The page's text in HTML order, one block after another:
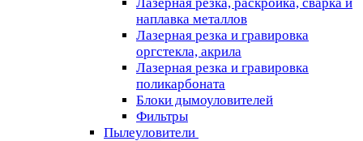
наплавка металлов
Лазерная резка и гравировка
оргстекла, акрила
Лазерная резка и гравировка
поликарбоната
Блоки дымоуловителей
Фильтры
Пылеуловители